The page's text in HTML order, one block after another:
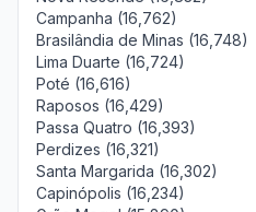
Campanha (16,762)
Brasilândia de Minas (16,748)
Lima Duarte (16,724)
Poté (16,616)
Raposos (16,429)
Passa Quatro (16,393)
Perdizes (16,321)
Santa Margarida (16,302)
Capinópolis (16,234)